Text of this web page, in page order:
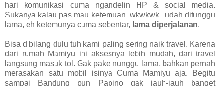
hari komunikasi cuma ngandelin HP & social media.
Sukanya kalau pas mau ketemuan, wkwkwk.. udah ditunggu
lama, eh ketemunya cuma sebentar, lama diperjalanan.
Bisa dibilang dulu tuh kami paling sering naik travel. Karena
dari rumah Mamiyu ini aksesnya lebih mudah, dari travel
langsung masuk tol. Gak pake nunggu lama, bahkan pernah
merasakan satu mobil isinya Cuma Mamiyu aja. Begitu
sampai Bandung pun Papino gak jauh-jauh banget